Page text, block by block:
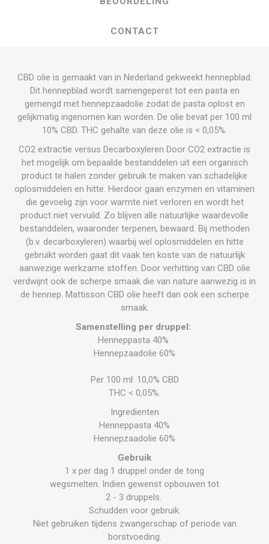
CONTACT
CBD olie is gemaakt van in Nederland gekweekt hennepblad.
Dit hennepblad wordt samengeperst tot een pasta en
gemengd met hennepzaadolie zodat de pasta oplost en
gelijkmatig ingenomen kan worden. De olie bevat per 100 ml
10% CBD. THC gehalte van deze olie is < 0,05%.
CO2 extractie versus Decarboxyleren Door CO2 extractie is
het mogelijk om bepaalde bestanddelen uit een organisch
product te halen zonder gebruik te maken van schadelijke
oplosmiddelen en hitte. Hierdoor gaan enzymen en vitaminen
die gevoelig zijn voor warmte niet verloren en wordt het
product niet vervuild. Zo blijven alle natuurlijke waardevolle
bestanddelen, waaronder terpenen, bewaard. Bij methoden
(b.v. decarboxyleren) waarbij wel oplosmiddelen en hitte
gebruikt worden gaat dit vaak ten koste van de natuurlijk
aanwezige werkzame stoffen. Door verhitting van CBD olie
verdwijnt ook de scherpe smaak die van nature aanwezig is in
de hennep. Mattisson CBD olie heeft dan ook een scherpe
smaak.
Samenstelling per druppel:
Henneppasta 40%
Hennepzaadolie 60%
Per 100 ml: 10,0% CBD
THC < 0,05%.
Ingredienten
Henneppasta 40%
Hennepzaadolie 60%
Gebruik
1 x per dag 1 druppel onder de tong
wegsmelten. Indien gewenst opbouwen tot
2 - 3 druppels.
Schudden voor gebruik.
Niet gebruiken tijdens zwangerschap of periode van
borstvoeding.